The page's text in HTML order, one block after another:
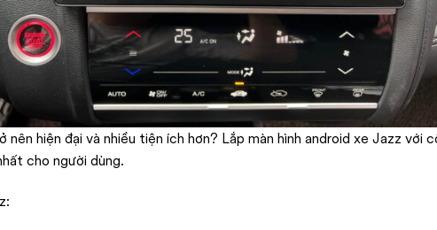
nên hiện đại và nhiều tiện ích hơn? Lắp màn hình android xe Jazz với
cho người dùng.